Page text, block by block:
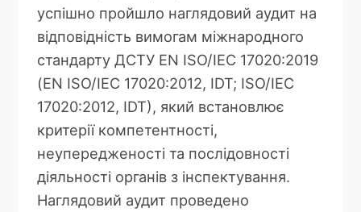
успішно пройшло наглядовий аудит на
відповідність вимогам міжнародного
стандарту ДСТУ EN ISO/IEC 17020:2019
(EN ISO/IEC 17020:2012, IDT; ISO/IEC
17020:2012, IDT), який встановлює
критерії компетентності,
неупередженості та послідовності
діяльності органів з інспектування.
Наглядовий аудит проведено